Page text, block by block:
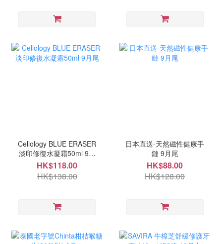
Cellology BLUE ERASER
淡印修復水凝霜50ml 9月
尾
HK$118.00
HK$138.00
日本直送-天然磁性健康手
鏈 9月尾
HK$88.00
HK$128.00